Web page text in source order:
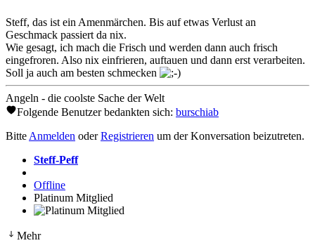
Steff, das ist ein Amenmärchen. Bis auf etwas Verlust an
Geschmack passiert da nix.
Wie gesagt, ich mach die Frisch und werden dann auch frisch
eingefroren. Also nix einfrieren, auftauen und dann erst verarbeiten.
Soll ja auch am besten schmecken
Angeln - die coolste Sache der Welt
Folgende Benutzer bedankten sich: burschiab
Bitte Anmelden oderRegistrieren um der Konversation beizutreten.
Steff-Peff
Offline
Platinum Mitglied
Mehr